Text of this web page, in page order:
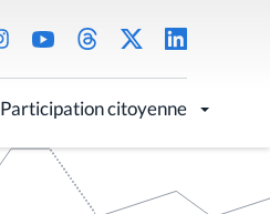
Participation citoyenne